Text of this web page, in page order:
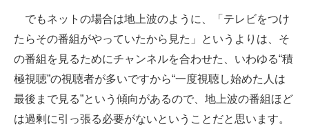
でもネットの場合は地上波のように、「テレビをつけ
たらその番組がやっていたから見た」というよりは、そ
の番組を見るためにチャンネルを合わせた、いわゆる“積
極視聴”の視聴者が多いですから“一度視聴し始めた人は
最後まで見る”という傾向があるので、地上波の番組ほど
は過剰に引っ張る必要がないということだと思います。